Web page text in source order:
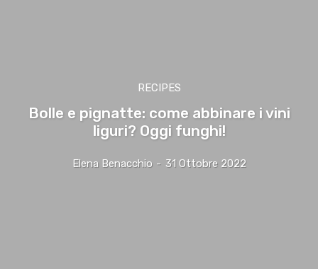
RECIPES
Bolle e pignatte: come abbinare i vini
liguri? Oggi funghi!
Elena Benacchio - 31 Ottobre 2022